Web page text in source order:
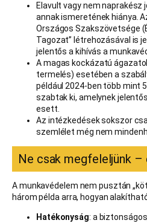
Elavult vagy nem
annak ismeretének hiánya.
Országos Szakszövetsége
Tagozat” létrehozásával is
jelentős a kihívás a
A magas kockázatú
termelés) esetében a
például 2024-ben több mint
szabtak ki, amelynek
esett.
Az intézkedések sokszor
szemlélet még nem
Ne csak megfeleljünk
A munkavédelem nem pusztán
három példa arra, hogyan
Hatékonyság: a